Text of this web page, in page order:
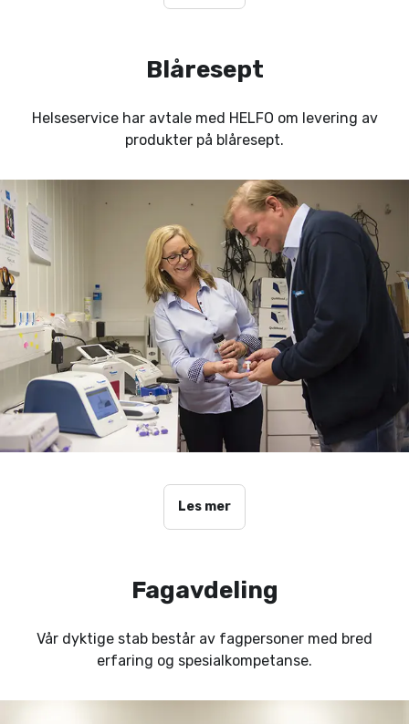
Blåresept
Helseservice har avtale med HELFO om levering av
produkter på blåresept.
Les mer
Fagavdeling
Vår dyktige stab består av fagpersoner med bred
erfaring og spesialkompetanse.